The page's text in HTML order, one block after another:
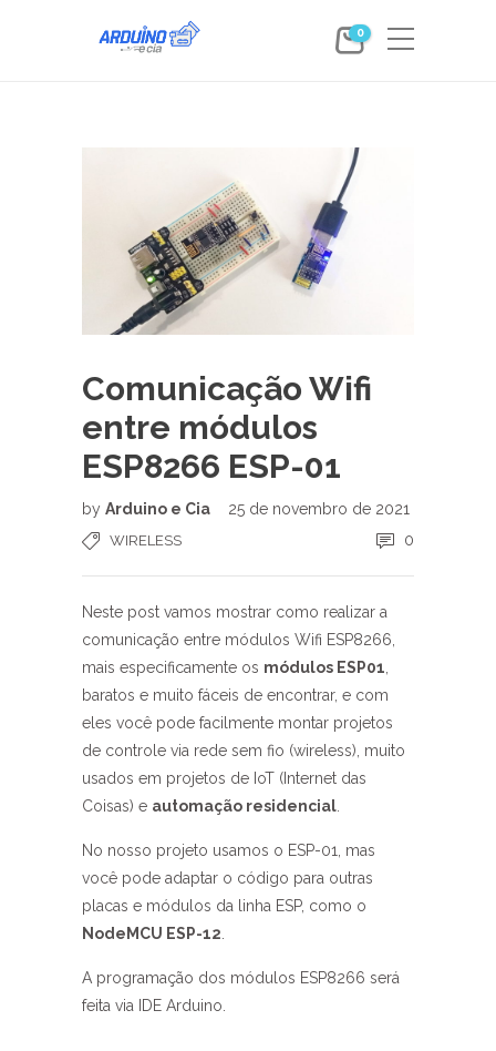
0
Comunicação Wifi
entre módulos
ESP8266 ESP-01
by Arduino e Cia 25 de novembro de 2021
WIRELESS 0
Neste post vamos mostrar como realizar a
comunicação entre módulos Wifi ESP8266,
mais especificamente os módulos ESP01
baratos e muito fáceis de encontrar, e com
eles você pode facilmente montar projetos
de controle via rede sem fio (wireless), muito
usados em projetos de IoT (Internet das
Coisas) e automação residencial
No nosso projeto usamos o ESP-01, mas
você pode adaptar o código para outras
placas e módulos da linha ESP, como o
NodeMCU ESP-12
A programação dos módulos ESP8266 será
feita via IDE Arduino.